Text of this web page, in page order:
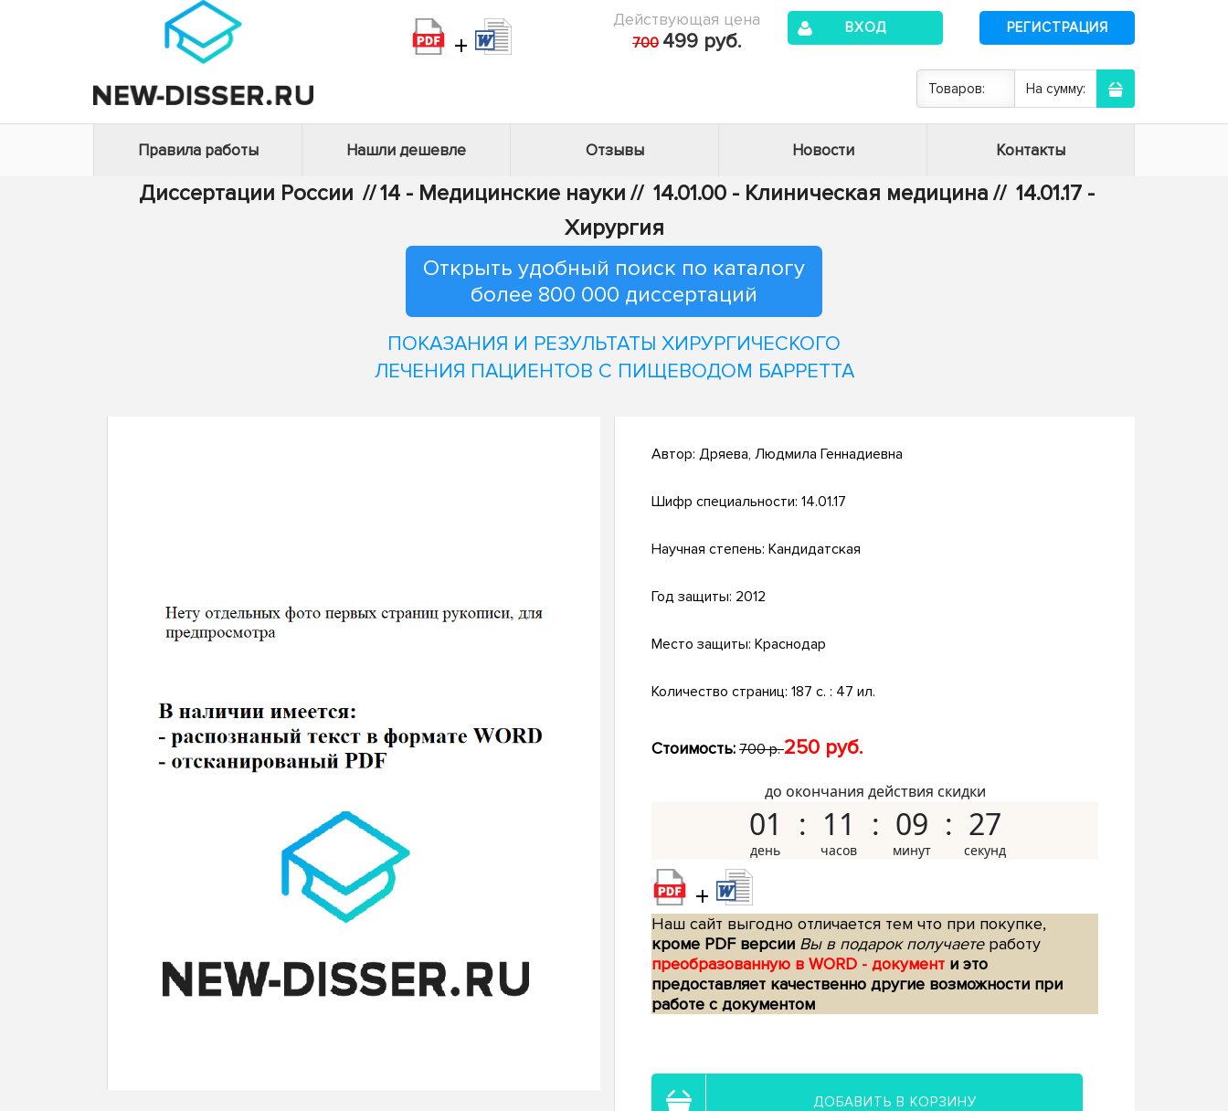
+
Действующая цена
700 499 руб.
ВХОД РЕГИСТРАЦИЯ
Товаров: На сумму:
Правила работы Нашли дешевле Отзывы Новости Контакты
Диссертации России //14 - Медицинские науки // 14.01.00 - Клиническая медицина // 14.01.17 -
Хирургия
Открыть удобный поиск по каталогу
более 800 000 диссертаций
ПОКАЗАНИЯ И РЕЗУЛЬТАТЫ ХИРУРГИЧЕСКОГО
ЛЕЧЕНИЯ ПАЦИЕНТОВ С ПИЩЕВОДОМ БАРРЕТТА
Автор: Дряева, Людмила Геннадиевна
Шифр специальности: 14.01.17
Научная степень: Кандидатская
Год защиты: 2012
Место защиты: Краснодар
Количество страниц: 187 с. : 47 ил.
Стоимость: 700 р.250 руб.
до окончания действия скидки
01 11 09 26
+
Наш сайт выгодно отличается тем что при покупке,
кроме PDF версии Вы в подарок получаетеработу
преобразованную в WORD - документ и это
предоставляет качественно другие возможности при
работе с документом
ДОБАВИТЬ В КОРЗИНУ